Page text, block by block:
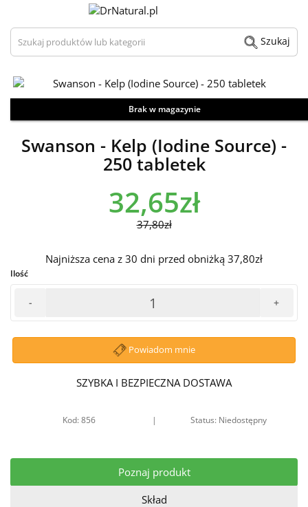
Szukaj produktów lub kategorii Szukaj
Brak w magazynie
Zdjęcie / wizualizacja produktu może odbiegać od aktualnego wyglądu.
Swanson - Kelp (Iodine Source) -
250 tabletek
32,65zł
37,80zł
Najniższa cena z 30 dni przed obniżką 37,80zł
Ilość
- +
Powiadom mnie
SZYBKA I BEZPIECZNA DOSTAWA
Kod: 856 | Status: Niedostępny
Poznaj produkt
Skład